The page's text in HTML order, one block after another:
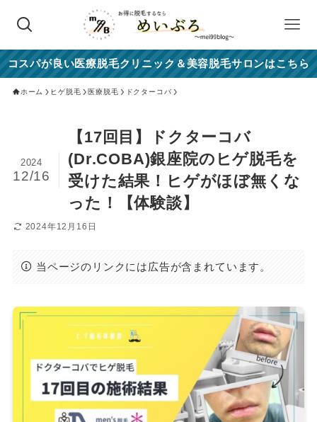
コスパが良い医療脱毛クリニック＆美容脱毛サロンはこちら
ホーム ヒゲ脱毛 医療脱毛 ドクターコバ
【17回目】ドクターコバ
(Dr.COBA)銀座院のヒゲ脱毛を
受けた結果！ヒゲがほぼ無くな
った！【体験談】
2024
12/16
2024年12月16日
当ページのリンクには広告が含まれています。